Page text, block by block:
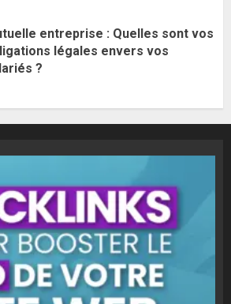
entreprise : Quelles sont vos
légales envers vos
?